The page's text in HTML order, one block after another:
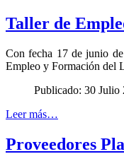
Taller de
Con fecha 17 de junio
Empleo y Formación del
Publicado: 30 Julio
Leer más…
Proveedores